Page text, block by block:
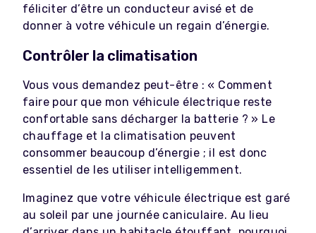
féliciter d’être un conducteur avisé et de
donner à votre véhicule un regain d’énergie.
Contrôler la climatisation
Vous vous demandez peut-être : « Comment
faire pour que mon véhicule électrique reste
confortable sans décharger la batterie ? » Le
chauffage et la climatisation peuvent
consommer beaucoup d’énergie ; il est donc
essentiel de les utiliser intelligemment.
Imaginez que votre véhicule électrique est garé
au soleil par une journée caniculaire. Au lieu